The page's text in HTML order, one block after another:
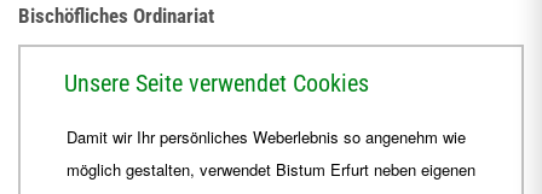
Bischöfliches Ordinariat
+49 361 6572-444
ordinariat Bistum-Erfurt.de
Unsere Seite verwendet Cookies
Damit wir Ihr persönliches Weberlebnis so angenehm wie
möglich gestalten, verwendet Bistum Erfurt neben eigenen